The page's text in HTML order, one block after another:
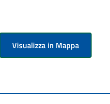
Visualizza in Mappa